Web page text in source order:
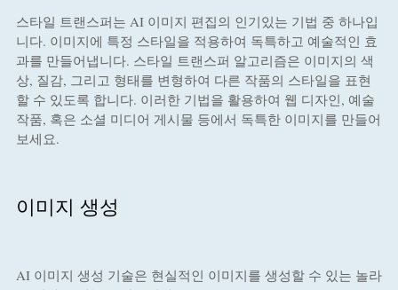
스타일 트랜스퍼는 AI 이미지 편집의 인기있는 기법 중 하나입
니다. 이미지에 특정 스타일을 적용하여 독특하고 예술적인 효
과를 만들어냅니다. 스타일 트랜스퍼 알고리즘은 이미지의 색
상, 질감, 그리고 형태를 변형하여 다른 작품의 스타일을 표현
할 수 있도록 합니다. 이러한 기법을 활용하여 웹 디자인, 예술
작품, 혹은 소셜 미디어 게시물 등에서 독특한 이미지를 만들어
보세요.
이미지 생성
AI 이미지 생성 기술은 현실적인 이미지를 생성할 수 있는 놀라